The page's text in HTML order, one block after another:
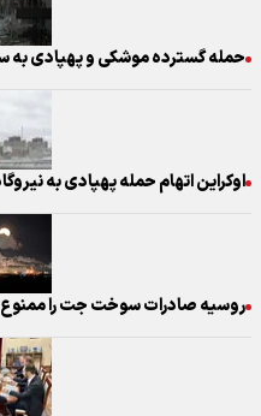
حمله گسترده موشکی و پهپادی به
اوکراین اتهام حمله پهپادی به نیروگاه
روسیه صادرات سوخت جت را ممنوع